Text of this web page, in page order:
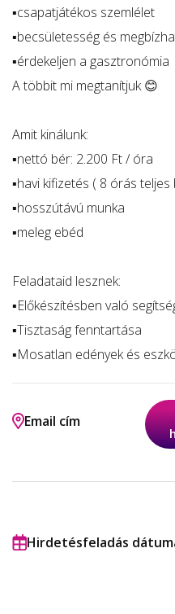
▪️csapatjátékos szemlélet
▪️becsületesség és
▪️érdekeljen a gasztronómia
A többit mi megtanítjuk 😊
Amit kinálunk:
▪️nettó bér: 2.200 Ft / óra
▪️havi kifizetés ( 8 órás
▪️hosszútávú munka
▪️meleg ebéd
Feladataid lesznek:
▪️Előkészítésben való
▪️Tisztaság fenntartása
▪️Mosatlan edények és
Email cím
Hirdetésfeladás